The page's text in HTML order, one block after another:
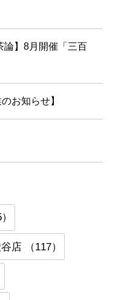
論】8月開催「三百
お知らせ】
店 （117）